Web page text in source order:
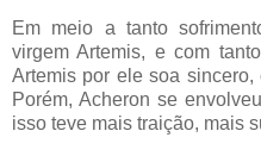
Em meio a tanto
virgem Artemis, e com
Artemis por ele soa
Porém, Acheron se
isso teve mais traição, mais